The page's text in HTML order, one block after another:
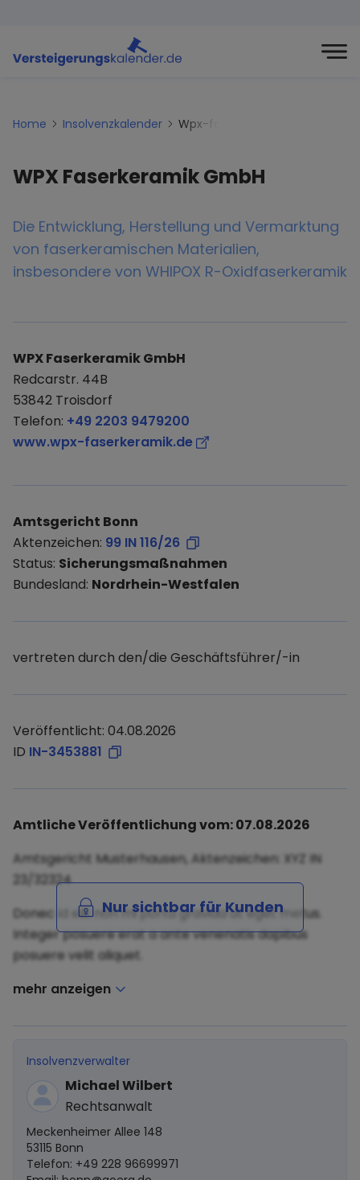
Home Insolvenzkalender Wpx-faserkeramik-gmbh
WPX Faserkeramik GmbH
Die Entwicklung, Herstellung und Vermarktung
von faserkeramischen Materialien,
insbesondere von WHIPOX R-Oxidfaserkeramik
WPX Faserkeramik GmbH
Redcarstr. 44B
53842 Troisdorf
Telefon: +49 2203 9479200
www.wpx-faserkeramik.de
Amtsgericht Bonn
Aktenzeichen: 99 IN 116/26
Status: Sicherungsmaßnahmen
Bundesland: Nordrhein-Westfalen
vertreten durch den/die Geschäftsführer/-in
Veröffentlicht: 04.08.2026
ID IN-3453881
Amtliche Veröffentlichung vom: 07.08.2026
Amtsgericht Musterhausen, Aktenzeichen: XYZ IN
23/32324
Donec id elit non mi porta gravida at eget metus.
Integer posuere erat a ante venenatis dapibus
posuere velit aliquet.
Nur sichtbar für Kunden
mehr anzeigen
Insolvenzverwalter
Michael Wilbert
Rechtsanwalt
Meckenheimer Allee 148
53115 Bonn
Telefon: +49 228 96699971